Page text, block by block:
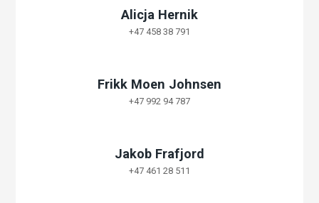
Alicja Hernik
+47 458 38 791
Frikk Moen Johnsen
+47 992 94 787
Jakob Frafjord
+47 461 28 511